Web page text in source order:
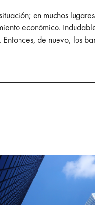
en muchos
económico.
de nuevo, los